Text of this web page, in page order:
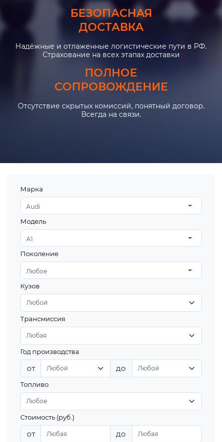
БЕЗОПАСНАЯ
ДОСТАВКА
Надёжные и отлаженные логистические пути в РФ.
Страхование на всех этапах доставки
ПОЛНОЕ
СОПРОВОЖДЕНИЕ
Отсутствие скрытых комиссий, понятный договор.
Всегда на связи.
Марка
Audi
Модель
A1
Поколение
Любое
Кузов
Трансмиссия
Год производства
от до
Топливо
Стоимость (руб.)
от до